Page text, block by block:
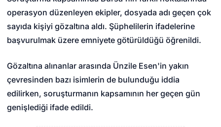
operasyon düzenleyen ekipler, dosyada adı geçen çok
sayıda kişiyi gözaltına aldı. Şüphelilerin ifadelerine
başvurulmak üzere emniyete götürüldüğü öğrenildi.
Gözaltına alınanlar arasında Ünzile Esen'in yakın
çevresinden bazı isimlerin de bulunduğu iddia
edilirken, soruşturmanın kapsamının her geçen gün
genişlediği ifade edildi.